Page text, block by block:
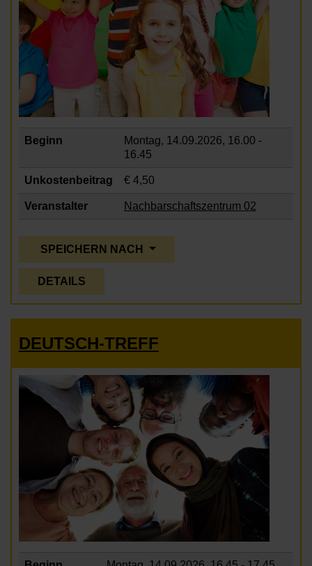
Beginn Montag, 14.09.2026, 16.00 -
16.45
Unkostenbeitrag € 4,50
Veranstalter Nachbarschaftszentrum 02
SPEICHERN NACH
DETAILS
DEUTSCH-TREFF